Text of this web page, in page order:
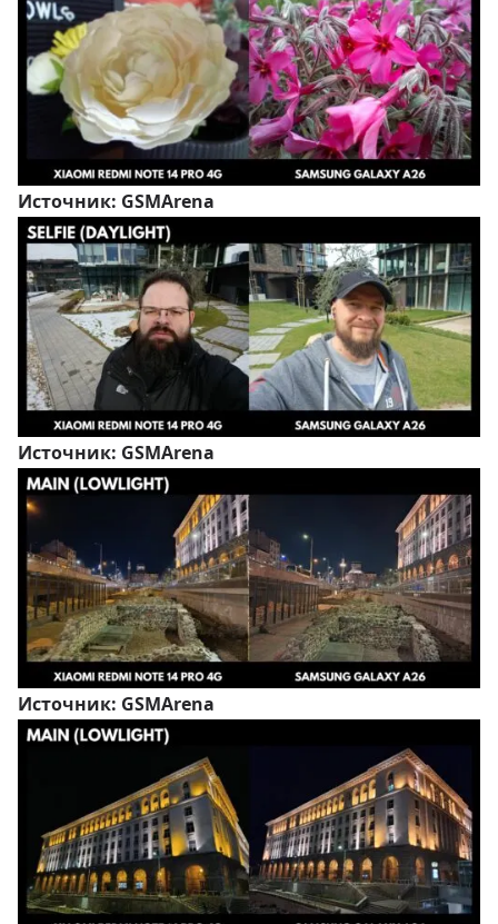
Источник: GSMArena
Источник: GSMArena
Источник: GSMArena